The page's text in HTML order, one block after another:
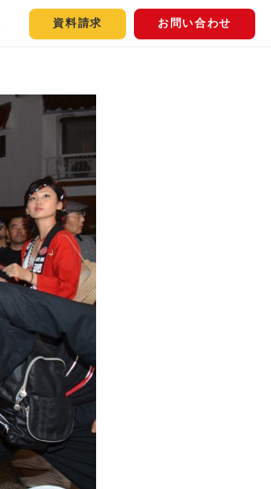
資料請求 お問い合わせ